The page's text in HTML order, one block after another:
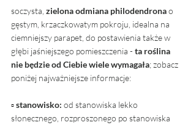
soczysta, zielona odmiana philodendrona o
gęstym, krzaczkowatym pokroju, idealna na
ciemniejszy parapet, do postawienia także w
głębi jaśniejszego pomieszczenia - ta roślina
nie będzie od Ciebie wiele wymagała; zobacz
poniżej najważniejsze informacje:
▫ stanowisko: od stanowiska lekko
słonecznego, rozproszonego po stanowiska